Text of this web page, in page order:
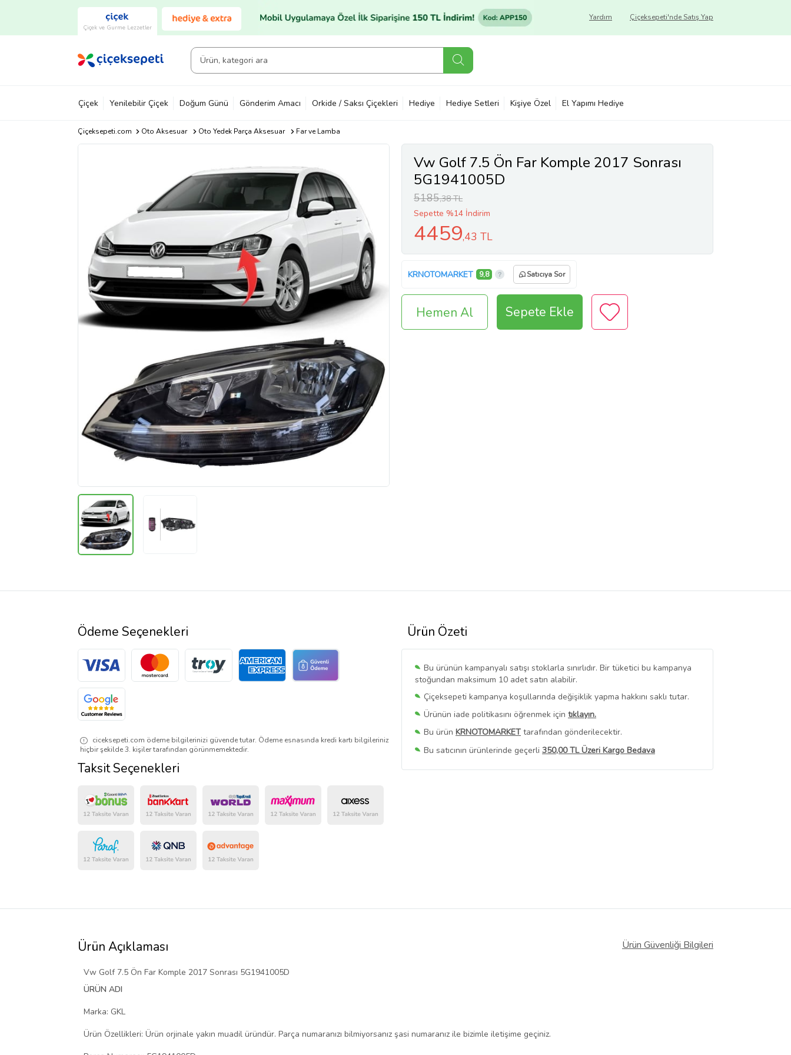
Çiçek ve Gurme Lezzetler
Çiçeksepeti'nde Satış Yap
Yardım
Çiçek Yenilebilir Çiçek Doğum Günü Gönderim Amacı Orkide / Saksı Çiçekleri Hediye Hediye Setleri Kişiye Özel El Yapımı Hediye
Çiçeksepeti.com Oto Aksesuar Oto Yedek Parça Aksesuar Far ve Lamba
Vw Golf 7.5 Ön Far Komple 2017 Sonrası
5G1941005D
5185,38 TL
Sepette %14 İndirim
4459,43 TL
KRNOTOMARKET 9,8 Satıcıya Sor
Hemen Al Sepete Ekle
Ürün Özeti
Bu ürünün kampanyalı satışı stoklarla sınırlıdır. Bir tüketici bu kampanya
stoğundan maksimum 10 adet satın alabilir.
Çiçeksepeti kampanya koşullarında değişiklik yapma hakkını saklı tutar.
Ürünün iade politikasını öğrenmek için tıklayın.
Bu ürün KRNOTOMARKET tarafından gönderilecektir.
Bu satıcının ürünlerinde geçerli 350,00 TL Üzeri Kargo Bedava
Bu SatıcınınTüm Ürünlerini Görüntüle
Ödeme Seçenekleri
ciceksepeti.com ödeme bilgilerinizi güvende tutar. Ödeme esnasında kredi kartı bilgileriniz
hiçbir şekilde 3. kişiler tarafından görünmemektedir.
Taksit Seçenekleri
Ürün Açıklaması Ürün Güvenliği Bilgileri
Vw Golf 7.5 Ön Far Komple 2017 Sonrası 5G1941005D
ÜRÜN ADI
Marka: GKL
Ürün Özellikleri: Ürün orjinale yakın muadil üründür. Parça numaranızı bilmiyorsanız şasi numaranız ile bizimle iletişime geçiniz.